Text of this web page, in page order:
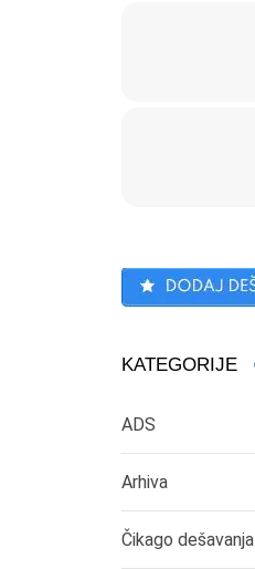
KATEGORIJE
ADS
Arhiva
Čikago dešavanja